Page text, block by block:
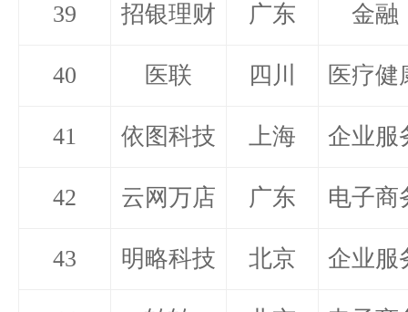
39 招银理财 广东 金融
40 医联 四川 医疗健
41 依图科技 上海 企业服
42 云网万店 广东 电子商
43 明略科技 北京 企业服